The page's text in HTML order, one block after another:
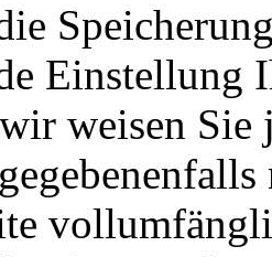
Einstellung
weisen Sie